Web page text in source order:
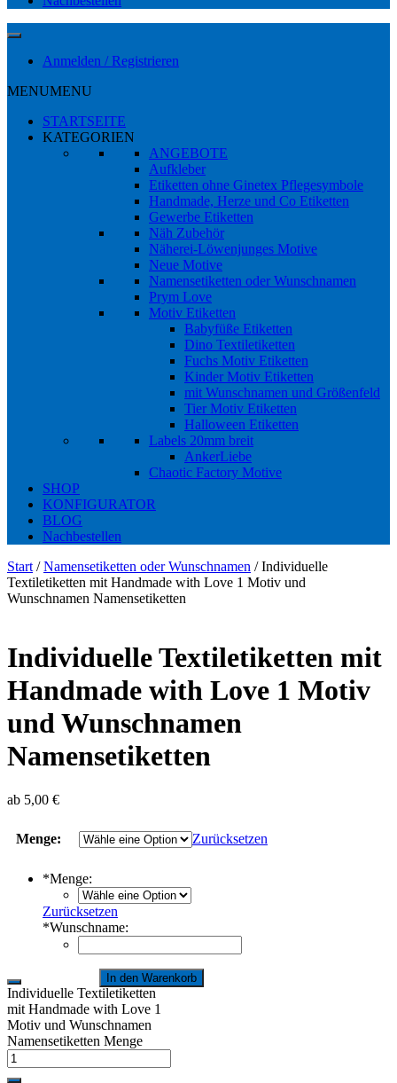
Anmelden / Registrieren
MENUMENU
STARTSEITE
KATEGORIEN
ANGEBOTE
Aufkleber
Etiketten ohne Ginetex Pflegesymbole
Handmade, Herze und Co Etiketten
Gewerbe Etiketten
Näh Zubehör
Näherei-Löwenjunges Motive
Neue Motive
Namensetiketten oder Wunschnamen
Prym Love
Motiv Etiketten
Babyfüße Etiketten
Dino Textiletiketten
Fuchs Motiv Etiketten
Kinder Motiv Etiketten
mit Wunschnamen und Größenfeld
Tier Motiv Etiketten
Halloween Etiketten
Labels 20mm breit
AnkerLiebe
Chaotic Factory Motive
SHOP
KONFIGURATOR
BLOG
Nachbestellen
Start /Namensetiketten oder Wunschnamen / Individuelle
Textiletiketten mit Handmade with Love 1 Motiv und
Wunschnamen Namensetiketten
Individuelle Textiletiketten mit
Handmade with Love 1 Motiv
und Wunschnamen
Namensetiketten
ab 5,00 €
Menge: Zurücksetzen
*Menge:
Zurücksetzen
*Wunschname:
Individuelle Textiletiketten
mit Handmade with Love 1
Motiv und Wunschnamen
Namensetiketten Menge
In den Warenkorb